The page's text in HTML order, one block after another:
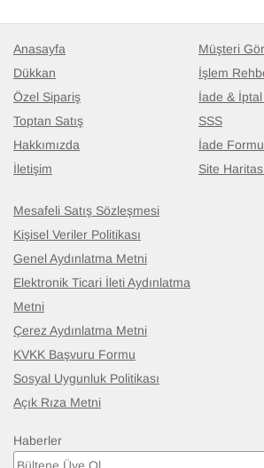
Anasayfa
Dükkan
Özel Sipariş
Toptan Satış
Hakkımızda
İletişim
Müşteri
İşlem
İade & İptal
SSS
İade Formu
Site
Mesafeli Satış Sözleşmesi
Kişisel Veriler Politikası
Genel Aydınlatma Metni
Elektronik Ticari İleti Aydınlatma
Metni
Çerez Aydınlatma Metni
KVKK Başvuru Formu
Sosyal Uygunluk Politikası
Açık Rıza Metni
Haberler